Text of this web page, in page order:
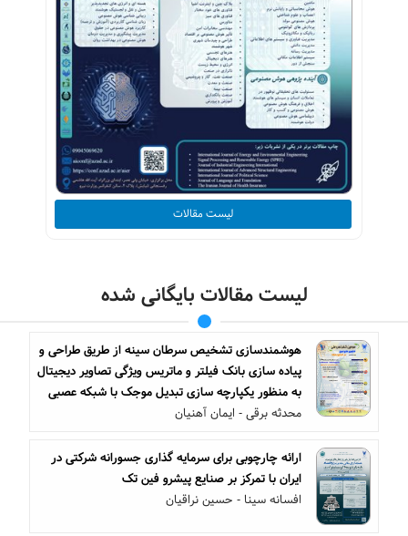
لیست مقالات
لیست مقالات بایگانی شده
هوشمندسازی تشخیص سرطان سینه از طریق طراحی و
پیاده سازی بانک فیلتر و ماتریس ویژگی تصاویر دیجیتال
به منظور یکپارچه سازی تبدیل موجک با شبکه عصبی
محدثه برقی - ایمان آهنیان
ارائه چارچوبی برای سرمایه گذاری جسورانه شرکتی در
ایران با تمرکز بر صنایع پیشرو فین تک
افسانه سینا - حسین نراقیان